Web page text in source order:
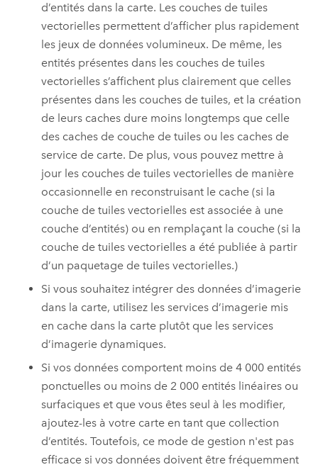
d’entités dans la carte. Les couches de tuiles
vectorielles permettent d’afficher plus rapidement
les jeux de données volumineux. De même, les
entités présentes dans les couches de tuiles
vectorielles s’affichent plus clairement que celles
présentes dans les couches de tuiles, et la création
de leurs caches dure moins longtemps que celle
des caches de couche de tuiles ou les caches de
service de carte. De plus, vous pouvez mettre à
jour les couches de tuiles vectorielles de manière
occasionnelle en reconstruisant le cache (si la
couche de tuiles vectorielles est associée à une
couche d’entités) ou en remplaçant la couche (si la
couche de tuiles vectorielles a été publiée à partir
d’un paquetage de tuiles vectorielles.)
Si vous souhaitez intégrer des données d’imagerie
dans la carte, utilisez les services d’imagerie mis
en cache dans la carte plutôt que les services
d’imagerie dynamiques.
Si vos données comportent moins de 4 000 entités
ponctuelles ou moins de 2 000 entités linéaires ou
surfaciques et que vous êtes seul à les modifier,
ajoutez-les à votre carte en tant que collection
d’entités. Toutefois, ce mode de gestion n'est pas
efficace si vos données doivent être fréquemment